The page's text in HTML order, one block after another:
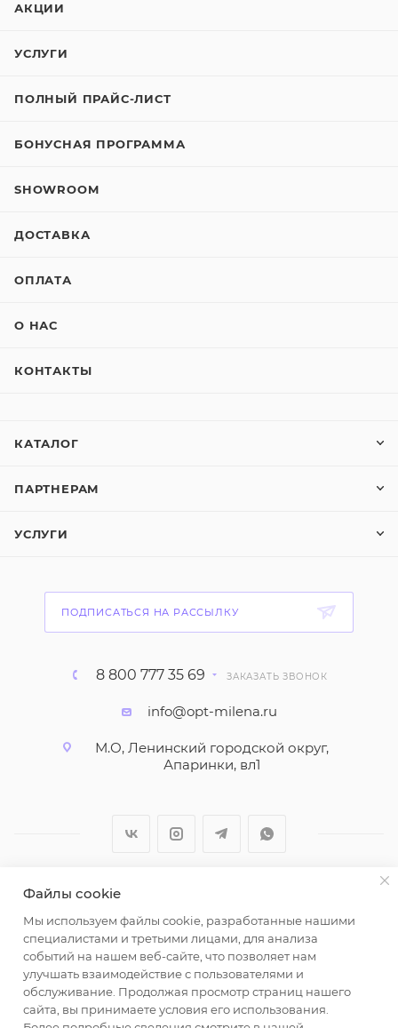
АКЦИИ
УСЛУГИ
ПОЛНЫЙ ПРАЙС-ЛИСТ
БОНУСНАЯ ПРОГРАММА
SHOWROOM
ДОСТАВКА
ОПЛАТА
О НАС
КОНТАКТЫ
КАТАЛОГ
ПАРТНЕРАМ
УСЛУГИ
ПОДПИСАТЬСЯ НА РАССЫЛКУ
8 800 777 35 69 ЗАКАЗАТЬ ЗВОНОК
info@opt-milena.ru
М.О, Ленинский городской округ,
Апаринки, вл1
2026 © ООО "Вайт Текстиль групп"
Любая информация на сайте носит справочный
характер и не является публичной офертой
определяемой положениями пункта 2 статьи 437
Гражданского кодекса Российской Федерации.
Использование любых материалов, опубликованных
Файлы cookie
Мы используем файлы cookie, разработанные нашими
специалистами и третьими лицами, для анализа
событий на нашем веб-сайте, что позволяет нам
улучшать взаимодействие с пользователями и
обслуживание. Продолжая просмотр страниц нашего
сайта, вы принимаете условия его использования.